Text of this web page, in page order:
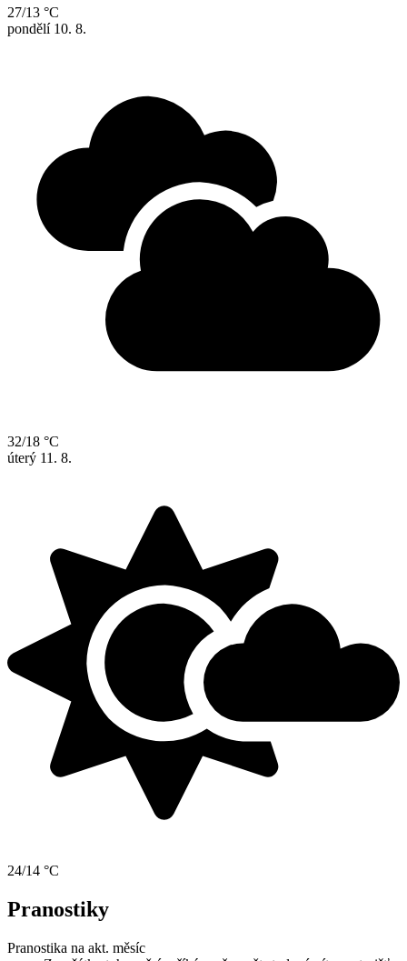
27/13 °C
pondělí 10. 8.
32/18 °C
úterý 11. 8.
24/14 °C
Pranostiky
Pranostika na akt. měsíc